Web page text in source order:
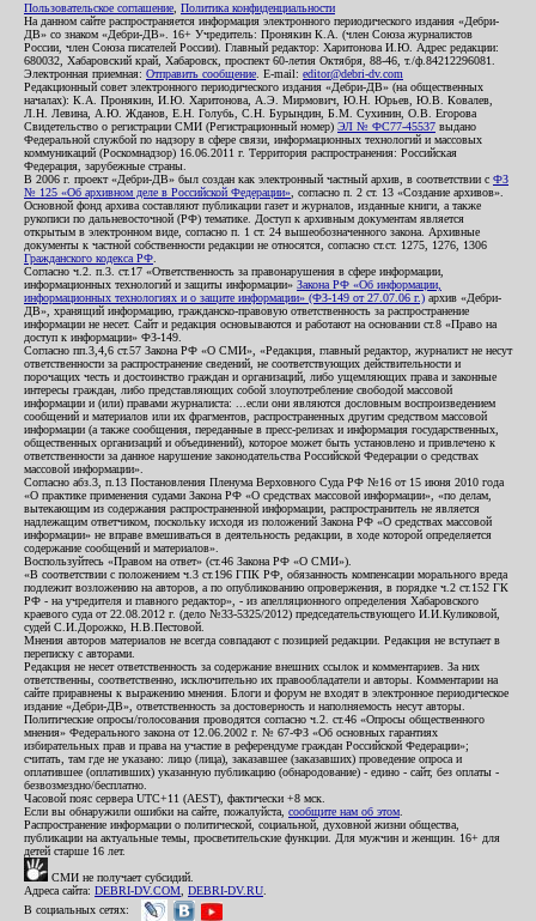
Пользовательское соглашение Политика конфиденциальности
На данном сайте распространяется информация электронного периодического издания «Дебри-
ДВ» со знаком «Дебри-ДВ». 16+ Учредитель: Пронякин К.А. (член Союза журналистов
России, член Союза писателей России). Главный редактор: Харитонова И.Ю. Адрес редакции:
680032, Хабаровский край, Хабаровск, проспект 60-летия Октября, 88-46, т./ф.84212296081.
Электронная приемная: Отправить сообщение . E-mail: editor@debri-dv.com
Редакционный совет электронного периодического издания «Дебри-ДВ» (на общественных
началах): К.А. Пронякин, И.Ю. Харитонова, А.Э. Мирмович, Ю.Н. Юрьев, Ю.В. Ковалев,
Л.Н. Левина, А.Ю. Жданов, Е.Н. Голубь, С.Н. Бурындин, Б.М. Сухинин, О.В. Егорова
Свидетельство о регистрации СМИ (Регистрационный номер) ЭЛ № ФС77-45537 выдано
Федеральной службой по надзору в сфере связи, информационных технологий и массовых
коммуникаций (Роскомнадзор) 16.06.2011 г. Территория распространения: Российская
Федерация, зарубежные страны.
В 2006 г. проект «Дебри-ДВ» был создан как электронный частный архив, в соответствии с ФЗ
№ 125 «Об архивном деле в Российской Федерации» , согласно п. 2 ст. 13 «Создание архивов».
Основной фонд архива составляют публикации газет и журналов, изданные книги, а также
рукописи по дальневосточной (РФ) тематике. Доступ к архивным документам является
открытым в электронном виде, согласно п. 1 ст. 24 вышеобозначенного закона. Архивные
документы к частной собственности редакции не относятся, согласно ст.ст. 1275, 1276, 1306
Гражданского кодекса РФ
Согласно ч.2. п.3. ст.17 «Ответственность за правонарушения в сфере информации,
информационных технологий и защиты информации» Закона РФ «Об информации,
информационных технологиях и о защите информации» (ФЗ-149 от 27.07.06 г.) архив «Дебри-
ДВ», хранящий информацию, гражданско-правовую ответственность за распространение
информации не несет. Сайт и редакция основываются и работают на основании ст.8 «Право на
доступ к информации» ФЗ-149.
Согласно пп.3,4,6 ст.57 Закона РФ «О СМИ», «Редакция, главный редактор, журналист не несут
ответственности за распространение сведений, не соответствующих действительности и
порочащих честь и достоинство граждан и организаций, либо ущемляющих права и законные
интересы граждан, либо представляющих собой злоупотребление свободой массовой
информации и (или) правами журналиста: ...если они являются дословным воспроизведением
сообщений и материалов или их фрагментов, распространенных другим средством массовой
информации (а также сообщения, переданные в пресс-релизах и информация государственных,
общественных организаций и объединений), которое может быть установлено и привлечено к
ответственности за данное нарушение законодательства Российской Федерации о средствах
массовой информации».
Согласно абз.3, п.13 Постановления Пленума Верховного Суда РФ №16 от 15 июня 2010 года
«О практике применения судами Закона РФ «О средствах массовой информации», «по делам,
вытекающим из содержания распространенной информации, распространитель не является
надлежащим ответчиком, поскольку исходя из положений Закона РФ «О средствах массовой
информации» не вправе вмешиваться в деятельность редакции, в ходе которой определяется
содержание сообщений и материалов».
Воспользуйтесь «Правом на ответ» (ст.46 Закона РФ «О СМИ»).
«В соответствии с положением ч.3 ст.196 ГПК РФ, обязанность компенсации морального вреда
подлежит возложению на авторов, а по опубликованию опровержения, в порядке ч.2 ст.152 ГК
РФ - на учредителя и главного редактор», - из апелляционного определения Хабаровского
краевого суда от 22.08.2012 г. (дело №33-5325/2012) председательствующего И.И.Куликовой,
судей С.И.Дорожко, Н.В.Пестовой.
Мнения авторов материалов не всегда совпадают с позицией редакции. Редакция не вступает в
переписку с авторами.
Редакция не несет ответственность за содержание внешних ссылок и комментариев. За них
ответственны, соответственно, исключительно их правообладатели и авторы. Комментарии на
сайте приравнены к выражению мнения. Блоги и форум не входят в электронное периодическое
издание «Дебри-ДВ», ответственность за достоверность и наполняемость несут авторы.
Политические опросы/голосования проводятся согласно ч.2. ст.46 «Опросы общественного
мнения» Федерального закона от 12.06.2002 г. № 67-ФЗ «Об основных гарантиях
избирательных прав и права на участие в референдуме граждан Российской Федерации»;
считать, там где не указано: лицо (лица), заказавшее (заказавших) проведение опроса и
оплатившее (оплативших) указанную публикацию (обнародование) - едино - сайт, без оплаты -
безвозмездно/бесплатно.
Часовой пояс сервера UTC+11 (AEST), фактически +8 мск.
Если вы обнаружили ошибки на сайте, пожалуйста, сообщите нам об этом
Распространение информации о политической, социальной, духовной жизни общества,
публикации на актуальные темы, просветительские функции. Для мужчин и женщин. 16+ для
детей старше 16 лет.
СМИ не получает субсидий.
Адреса сайта: DEBRI-DV.COM DEBRI-DV.RU
В социальных сетях: